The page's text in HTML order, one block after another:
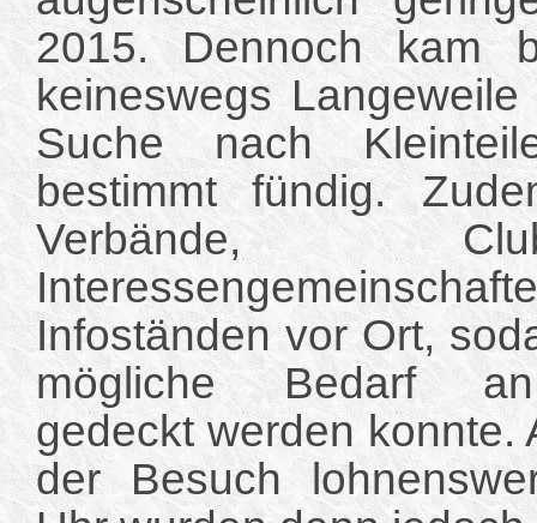
2015. Dennoch kam
keineswegs
Suche nach
bestimmt fündig.
Verbände,
Infoständen vor Ort,
mögliche Bedarf an
gedeckt werden konnte.
der Besuch